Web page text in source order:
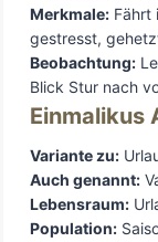
Merkmale: Fährt
gestresst,
Beobachtung:
Blick Stur nach
Einmalikus
Variante zu:
Auch genannt:
Lebensraum:
Population: